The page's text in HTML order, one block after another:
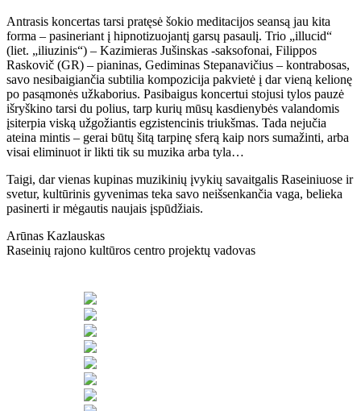
Antrasis koncertas tarsi pratęsė šokio meditacijos seansą jau kita
forma – pasineriant į hipnotizuojantį garsų pasaulį. Trio „illucid“
(liet. „iliuzinis“) – Kazimieras Jušinskas -saksofonai, Filippos
Raskovič (GR) – pianinas, Gediminas Stepanavičius – kontrabosas,
savo nesibaigiančia subtilia kompozicija pakvietė į dar vieną kelionę
po pasąmonės užkaborius. Pasibaigus koncertui stojusi tylos pauzė
išryškino tarsi du polius, tarp kurių mūsų kasdienybės valandomis
įsiterpia viską užgožiantis egzistencinis triukšmas. Tada nejučia
ateina mintis – gerai būtų šitą tarpinę sferą kaip nors sumažinti, arba
visai eliminuot ir likti tik su muzika arba tyla…
Taigi, dar vienas kupinas muzikinių įvykių savaitgalis Raseiniuose ir
svetur, kultūrinis gyvenimas teka savo neišsenkančia vaga, belieka
pasinerti ir mėgautis naujais įspūdžiais.
Arūnas Kazlauskas
Raseinių rajono kultūros centro projektų vadovas